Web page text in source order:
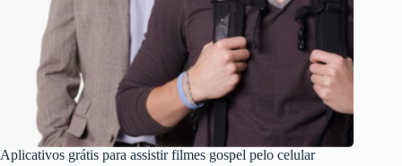
Aplicativos grátis para assistir filmes gospel pelo celular